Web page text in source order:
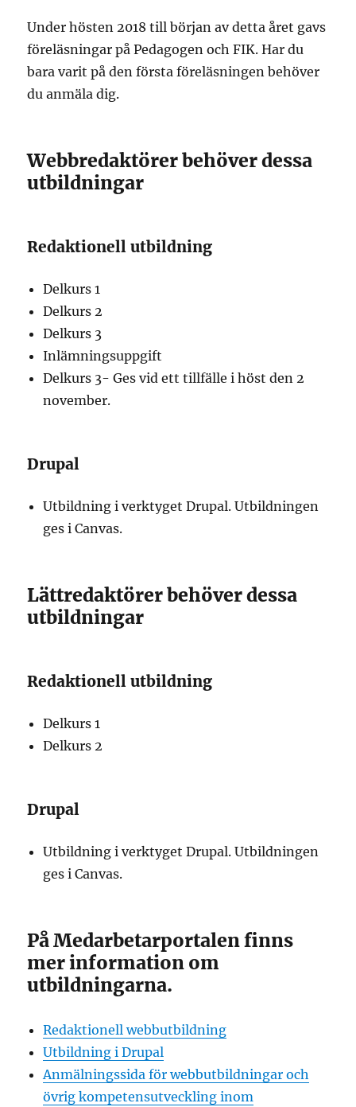
Under hösten 2018 till början av detta året gavs
föreläsningar på Pedagogen och FIK. Har du
bara varit på den första föreläsningen behöver
du anmäla dig.
Webbredaktörer behöver dessa
utbildningar
Redaktionell utbildning
Delkurs 1
Delkurs 2
Delkurs 3
Inlämningsuppgift
Delkurs 3- Ges vid ett tillfälle i höst den 2
november.
Drupal
Utbildning i verktyget Drupal. Utbildningen
ges i Canvas.
Lättredaktörer behöver dessa
utbildningar
Redaktionell utbildning
Delkurs 1
Delkurs 2
Drupal
Utbildning i verktyget Drupal. Utbildningen
ges i Canvas.
På Medarbetarportalen finns
mer information om
utbildningarna.
Redaktionell webbutbildning
Utbildning i Drupal
Anmälningssida för webbutbildningar och
övrig kompetensutveckling inom